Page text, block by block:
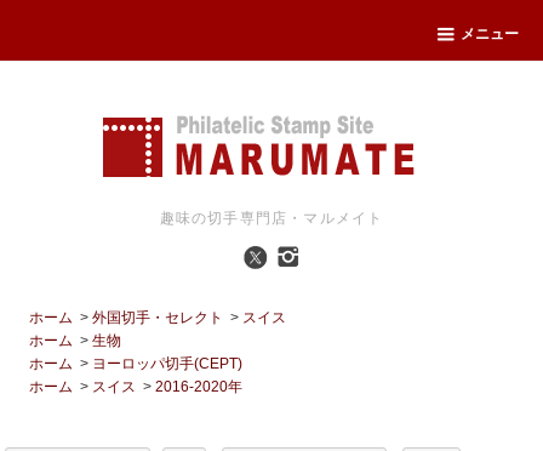
メニュー
趣味の切手専門店・マルメイト
ホーム >外国切手・セレクト > スイス
ホーム >生物
ホーム > ヨーロッパ切手(CEPT)
ホーム > スイス >2016-2020年